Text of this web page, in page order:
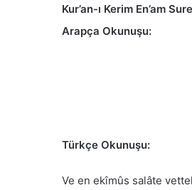
Kur’an-ı Kerim En’am
Arapça Okunuşu:
Türkçe Okunuşu:
Ve en ekîmûs salâte